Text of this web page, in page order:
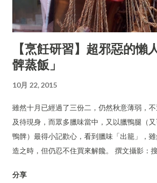
【烹飪研習】超邪惡的懶
髀蒸飯」
10月 22, 2015
雖然十月已經過了三份二，仍然秋意薄弱，
及待現身，而眾多臘味當中，又以臘鴨腿（
鴨髀）最得小記歡心，看到臘味「出籠」，
造之時，但仍忍不住買來解饞。 撰文攝影：
分享